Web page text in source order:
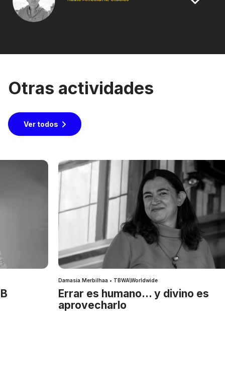
Otras actividades
Ver todos
Damasia Merbilhaa • TBWA\Worldwide
Errar es humano… y divino es
aprovecharlo